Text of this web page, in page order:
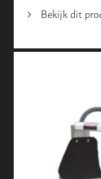
Bekijk dit